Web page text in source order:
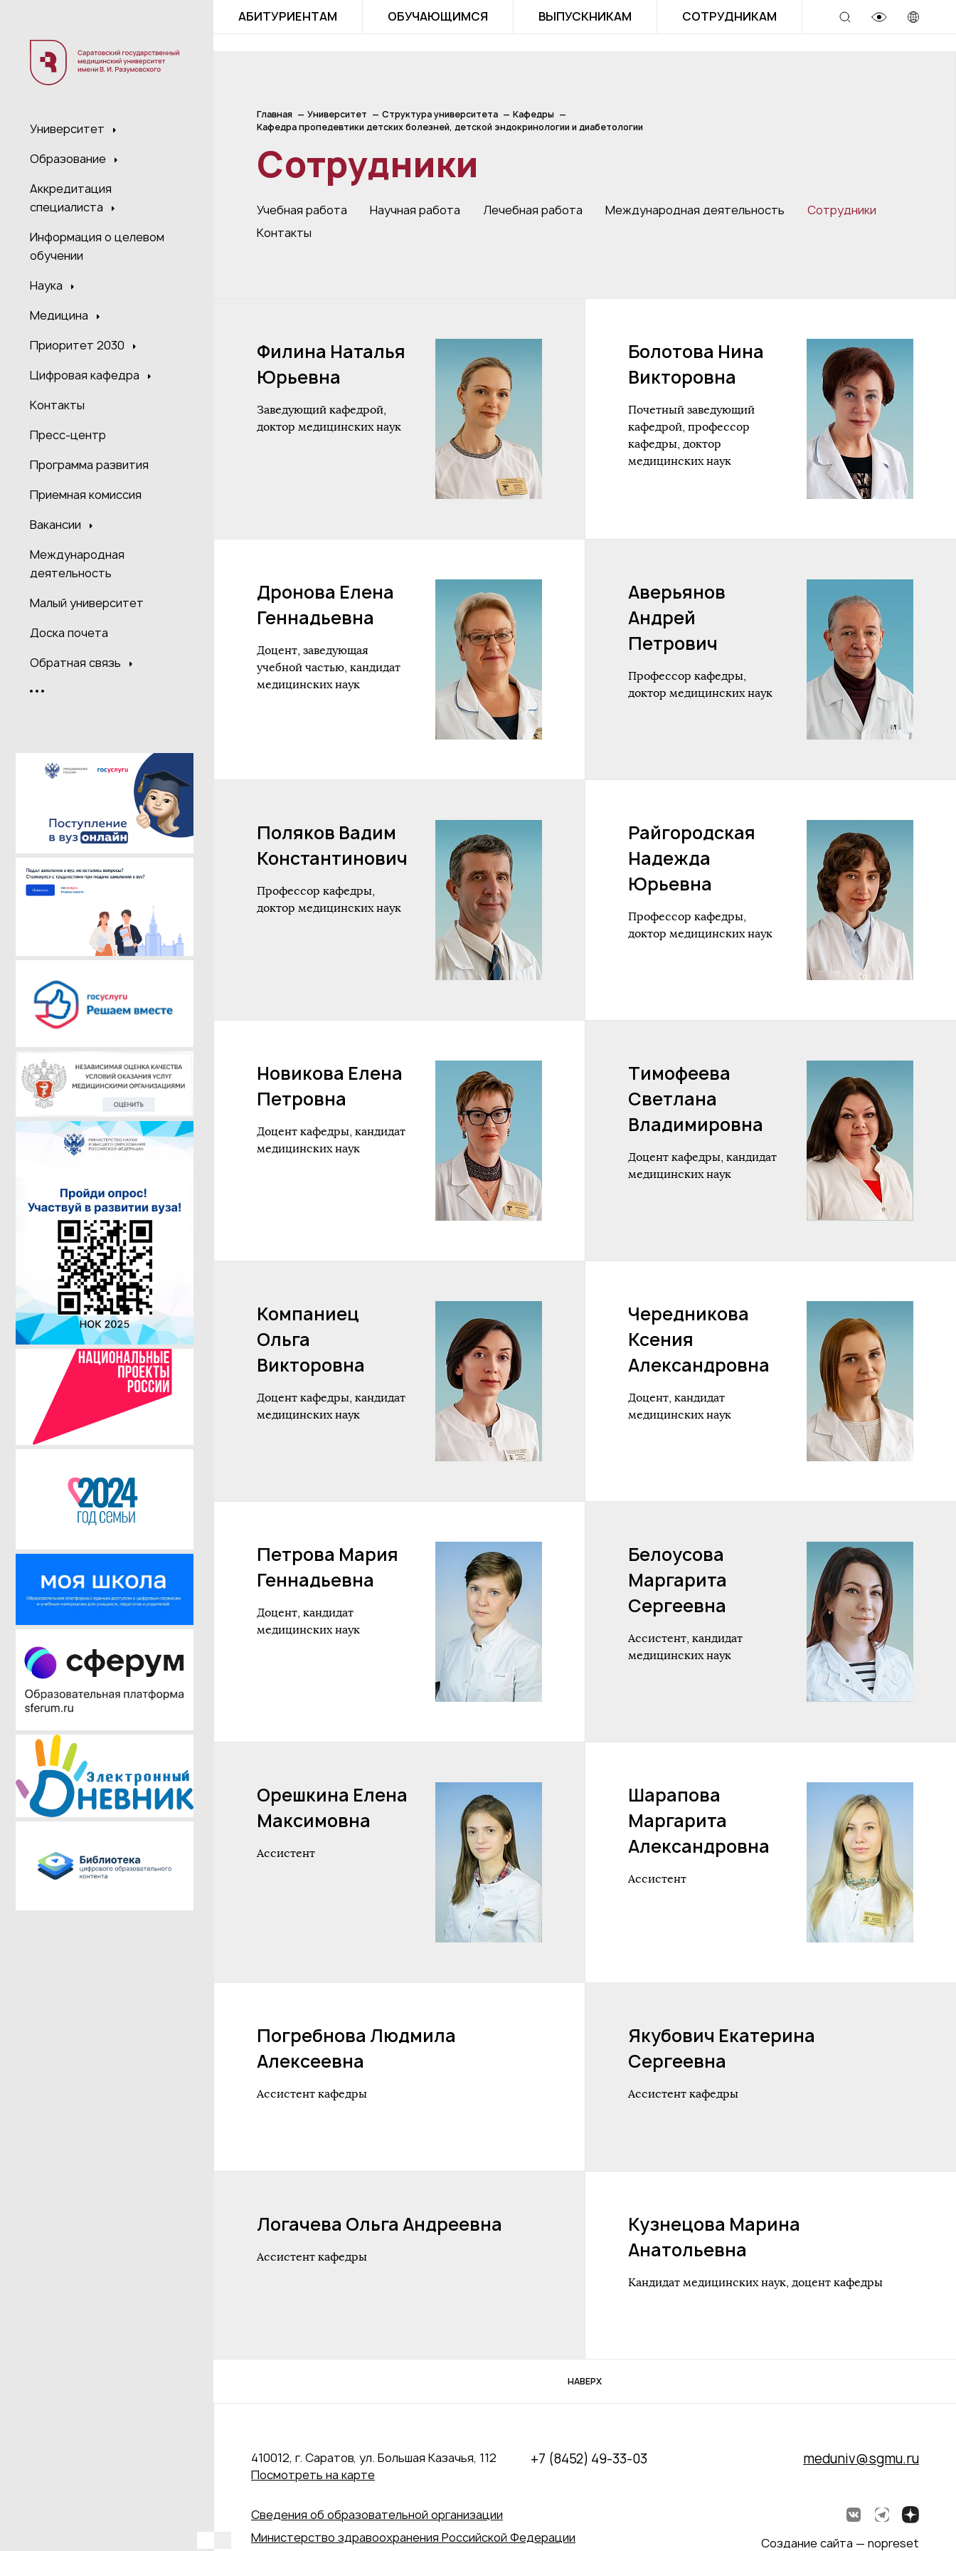
Университет
Образование
Аккредитация
специалиста
Информация о целевом
обучении
Наука
Медицина
Приоритет 2030
Цифровая кафедра
Контакты
Пресс-центр
Программа развития
Приемная комиссия
Вакансии
Международная
деятельность
Малый университет
Доска почета
Обратная связь
АБИТУРИЕНТАМ ОБУЧАЮЩИМСЯ ВЫПУСКНИКАМ СОТРУДНИКАМ
Главная Университет Структура университета
Кафедры
Кафедра пропедевтики детских болезней, детской эндокринологии и диабетологии
Сотрудники
Учебная работа Научная работа Лечебная работа Международная деятельность
Сотрудники
Контакты
Филина Наталья
Юрьевна
Заведующий кафедрой,
доктор медицинских наук
Болотова Нина
Викторовна
Почетный заведующий
кафедрой, профессор
кафедры, доктор
медицинских наук
Дронова Елена
Геннадьевна
Доцент, заведующая
учебной частью, кандидат
медицинских наук
Аверьянов
Андрей
Петрович
Профессор кафедры,
доктор медицинских наук
Поляков Вадим
Константинович
Профессор кафедры,
доктор медицинских наук
Райгородская
Надежда
Юрьевна
Профессор кафедры,
доктор медицинских наук
Новикова Елена
Петровна
Доцент кафедры, кандидат
медицинских наук
Тимофеева
Светлана
Владимировна
Доцент кафедры, кандидат
медицинских наук
Компаниец
Ольга
Викторовна
Доцент кафедры, кандидат
медицинских наук
Чередникова
Ксения
Александровна
Доцент, кандидат
медицинских наук
Петрова Мария
Геннадьевна
Доцент, кандидат
медицинских наук
Белоусова
Маргарита
Сергеевна
Ассистент, кандидат
медицинских наук
Орешкина Елена
Максимовна
Ассистент
Шарапова
Маргарита
Александровна
Ассистент
Погребнова Людмила
Алексеевна
Ассистент кафедры
Якубович Екатерина
Сергеевна
Ассистент кафедры
Логачева Ольга Андреевна
Ассистент кафедры
Кузнецова Марина
Анатольевна
Кандидат медицинских наук, доцент кафедры
НАВЕРХ
410012, г. Саратов, ул. Большая Казачья, 112
Посмотреть на карте
+7 (8452) 49-33-03 meduniv@sgmu.ru
Сведения об образовательной организации
Министерство здравоохранения Российской Федерации
Создание сайта — nopreset